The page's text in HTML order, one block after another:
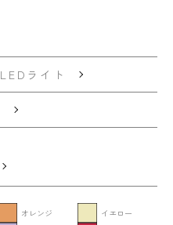
LEDライト
オレンジ
イエロー